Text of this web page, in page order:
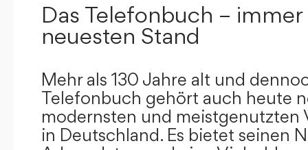
Das Telefonbuch –
neuesten Stand
Mehr als 130 Jahre alt und
Telefonbuch gehört auch heute
modernsten und meistgenutzten
in Deutschland. Es bietet seinen